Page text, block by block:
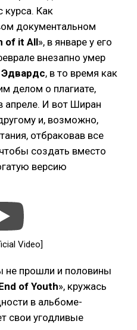
курса. Как
документальном
of it All», в январе у его
внезапно умер
, в то время как
делом о плагиате,
апреле. И вот Ширан
и, возможно,
отбраковав все
создать вместо
версию
Video]
не прошли и половины
of Youth», кружась
в альбоме-
свои угодливые